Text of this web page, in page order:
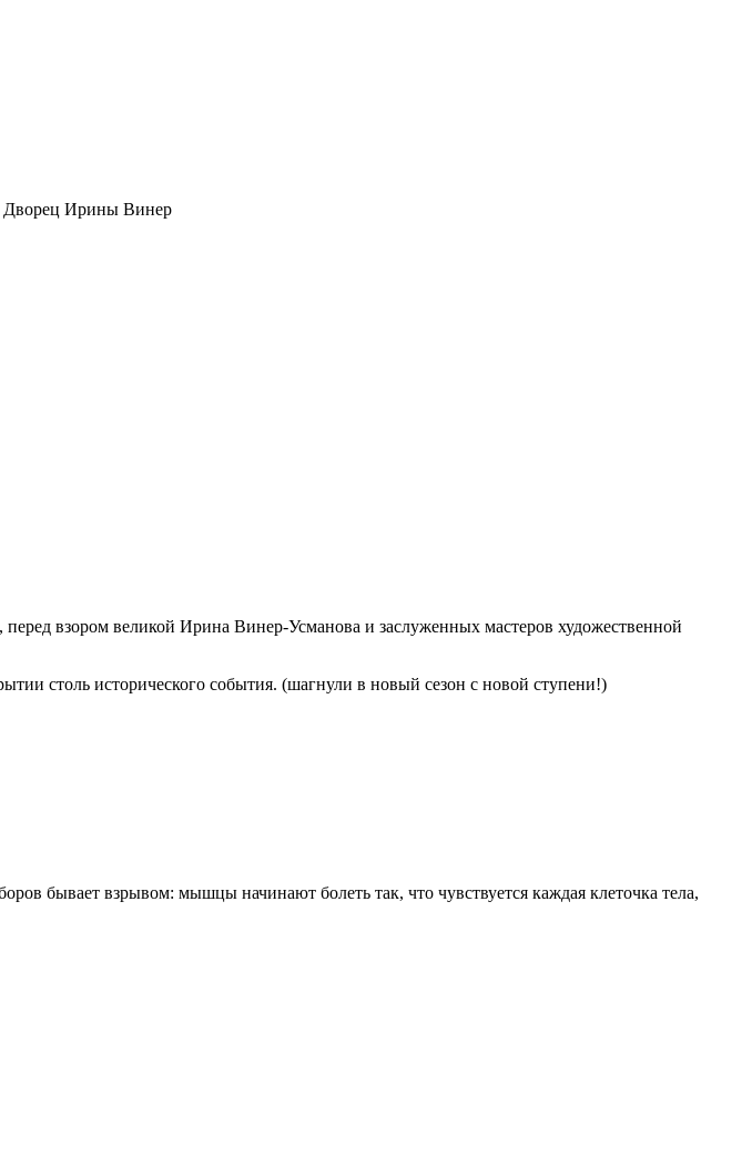
Дворец Ирины Винер
взором великой Ирина Винер-Усманова и заслуженных мастеров художественной
столь исторического события. (шагнули в новый сезон с новой ступени!)
бывает взрывом: мышцы начинают болеть так, что чувствуется каждая клеточка тела,